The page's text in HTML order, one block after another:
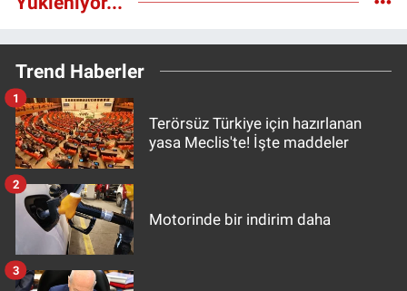
Trend Haberler
Terörsüz Türkiye için hazırlanan
yasa Meclis'te! İşte maddeler
1
Motorinde bir indirim daha
2
3